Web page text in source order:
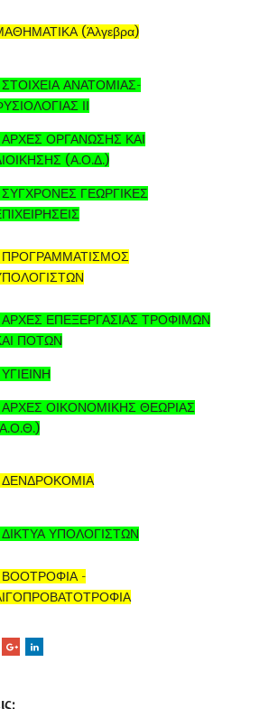
(Άλγεβρα)
ΣΤΟΙΧΕΙΑ ΑΝΑΤΟΜΙΑΣ-
ΙΙ
ΑΡΧΕΣ ΟΡΓΑΝΩΣΗΣ ΚΑΙ
(Α.Ο.Δ.)
ΣΥΓΧΡΟΝΕΣ ΓΕΩΡΓΙΚΕΣ
ΠΡΟΓΡΑΜΜΑΤΙΣΜΟΣ
ΑΡΧΕΣ ΕΠΕΞΕΡΓΑΣΙΑΣ ΤΡΟΦΙΜΩΝ
ΠΟΤΩΝ
ΑΡΧΕΣ ΟΙΚΟΝΟΜΙΚΗΣ ΘΕΩΡΙΑΣ
ΔΕΝΔΡΟΚΟΜΙΑ
ΔΙΚΤΥΑ ΥΠΟΛΟΓΙΣΤΩΝ
ΒΟΟΤΡΟΦΙΑ -